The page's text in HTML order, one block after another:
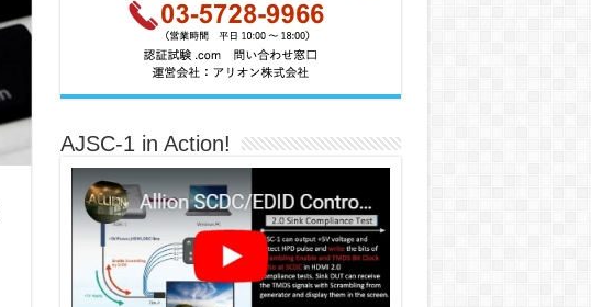
AJSC-1 in Action!